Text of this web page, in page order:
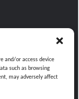
and/or access device
such as browsing
may adversely affect